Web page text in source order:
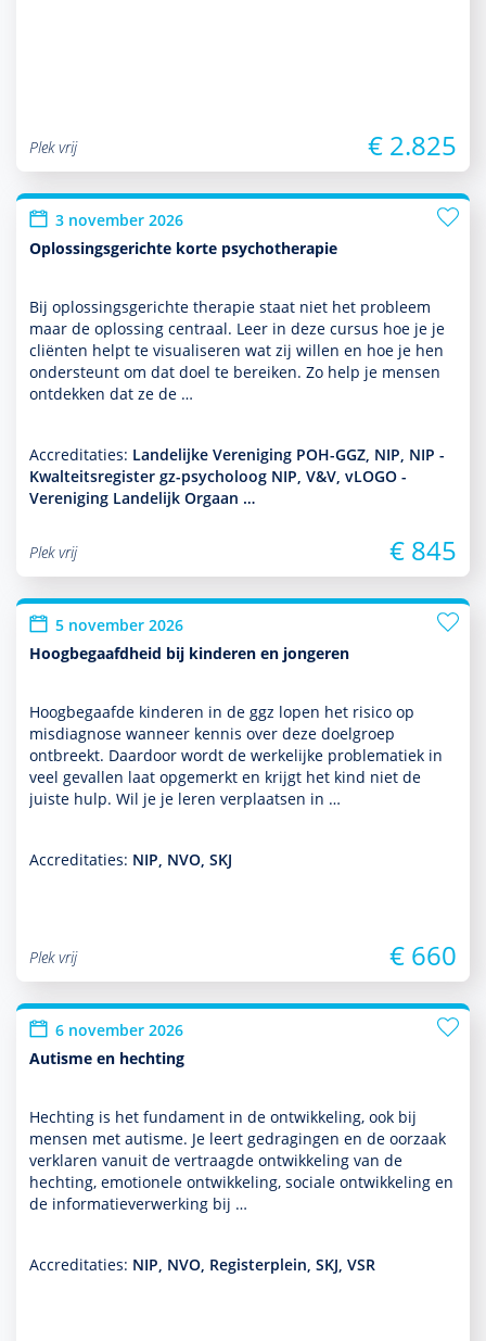
Plek vrij € 2.825
3 november 2026
Oplossingsgerichte korte psychotherapie
Bij oplos­sings­gerichte thera­pie staat niet het probleem
maar de oplos­sing centraal. Leer in deze cursus hoe je je
cliënten helpt te visualiseren wat zij willen en hoe je hen
onder­steunt om dat doel te bereiken. Zo help je mensen
ontdekken dat ze de …
Accreditaties: Landelijke Vereniging POH-GGZ, NIP, NIP -
Kwalteitsregister gz-psycholoog NIP, V&V, vLOGO -
Vereniging Landelijk Orgaan …
Plek vrij € 845
5 november 2026
Hoogbegaafdheid bij kinderen en jongeren
Hoogbegaafde kin­de­ren in de ggz lopen het risico op
misdiag­nose wanneer kennis over deze doel­groep
ontbreekt. Daardoor wordt de werkelijke proble­ma­tiek in
veel gevallen laat opgemerkt en krijgt het kind niet de
juiste hulp. Wil je je leren verplaatsen in …
Accreditaties: NIP, NVO, SKJ
Plek vrij € 660
6 november 2026
Autisme en hechting
Hechting is het fundament in de ont­wikke­ling, ook bij
mensen met autisme. Je leert gedragingen en de oorzaak
verklaren vanuit de vertraagde ont­wikke­ling van de
hechting, emotionele ont­wikke­ling, sociale ont­wikke­ling en
de infor­matieverwerking bij …
Accreditaties: NIP, NVO, Registerplein, SKJ, VSR